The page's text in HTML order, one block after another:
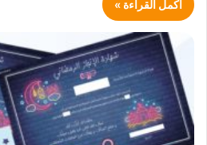
أكمل القراءة »